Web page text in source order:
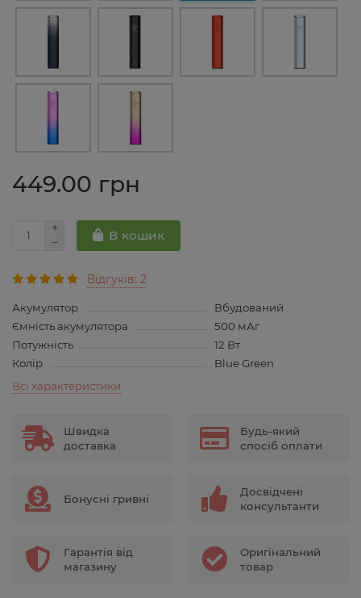
449.00 грн
В кошик
Відгуків: 2
Акумулятор
Вбудований
Ємність акумулятора
500 мАг
Потужність
12 Вт
Колір
Blue Green
Всі характеристики
Швидка
доставка
Будь-який
спосіб оплати
Бонусні гривні
Досвідчені
консультанти
Гарантія від
магазину
Оригінальний
товар